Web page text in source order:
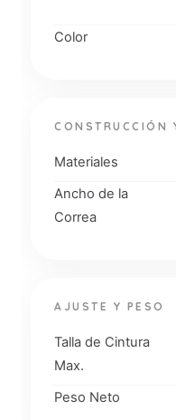
Color
CONSTRUCCIÓN
Materiales
Ancho de la
Correa
AJUSTE Y PESO
Talla de Cintura
Max.
Peso Neto